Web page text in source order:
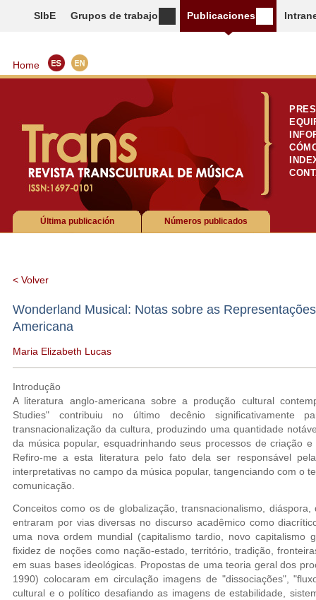
SIbE Grupos de trabajo Publicaciones
Home
Números publicados
Última publicación
< Volver
Wonderland Musical: Notas sobre as
Americana
Maria Elizabeth Lucas
Introdução
A literatura anglo-americana sobre a produção cultural
Studies" contribuiu no último decênio significativamente
transnacionalização da cultura, produzindo uma quantidade
da música popular, esquadrinhando seus processos de criação
Refiro-me a esta literatura pelo fato dela ser responsável
interpretativas no campo da música popular, tangenciando com o
comunicação.
Conceitos como os de globalização, transnacionalismo,
entraram por vias diversas no discurso acadêmico como
uma nova ordem mundial (capitalismo tardio, novo capitalismo
fixidez de noções como nação-estado, território, tradição,
em suas bases ideológicas. Propostas de uma teoria geral dos
1990) colocaram em circulação imagens de "dissociações",
cultural e o político desafiando as imagens de estabilidade,